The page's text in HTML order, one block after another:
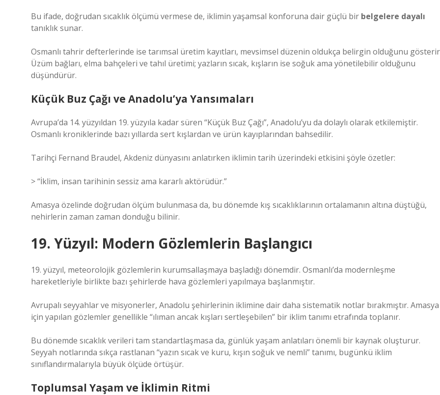
Bu ifade, doğrudan sıcaklık ölçümü vermese de, iklimin yaşamsal konforuna dair güçlü bir belgelere dayalı
tanıklık sunar.
Osmanlı tahrir defterlerinde ise tarımsal üretim kayıtları, mevsimsel düzenin oldukça belirgin olduğunu
Üzüm bağları, elma bahçeleri ve tahıl üretimi; yazların sıcak, kışların ise soğuk ama yönetilebilir olduğunu
düşündürür.
Küçük Buz Çağı ve Anadolu’ya Yansımaları
Avrupa’da 14. yüzyıldan 19. yüzyıla kadar süren “Küçük Buz Çağı”, Anadolu’yu da dolaylı olarak etkilemiştir.
Osmanlı kroniklerinde bazı yıllarda sert kışlardan ve ürün kayıplarından bahsedilir.
Tarihçi Fernand Braudel, Akdeniz dünyasını anlatırken iklimin tarih üzerindeki etkisini şöyle özetler:
> “İklim, insan tarihinin sessiz ama kararlı aktörüdür.”
Amasya özelinde doğrudan ölçüm bulunmasa da, bu dönemde kış sıcaklıklarının ortalamanın altına düştüğü,
nehirlerin zaman zaman donduğu bilinir.
19. Yüzyıl: Modern Gözlemlerin Başlangıcı
19. yüzyıl, meteorolojik gözlemlerin kurumsallaşmaya başladığı dönemdir. Osmanlı’da modernleşme
hareketleriyle birlikte bazı şehirlerde hava gözlemleri yapılmaya başlanmıştır.
Avrupalı seyyahlar ve misyonerler, Anadolu şehirlerinin iklimine dair daha sistematik notlar bırakmıştır. Amasya
için yapılan gözlemler genellikle “ılıman ancak kışları sertleşebilen” bir iklim tanımı etrafında toplanır.
Bu dönemde sıcaklık verileri tam standartlaşmasa da, günlük yaşam anlatıları önemli bir kaynak oluşturur.
Seyyah notlarında sıkça rastlanan “yazın sıcak ve kuru, kışın soğuk ve nemli” tanımı, bugünkü iklim
sınıflandırmalarıyla büyük ölçüde örtüşür.
Toplumsal Yaşam ve İklimin Ritmi